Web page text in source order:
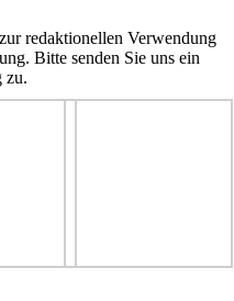
redaktionellen Verwendung
Bitte senden Sie uns ein
zu.